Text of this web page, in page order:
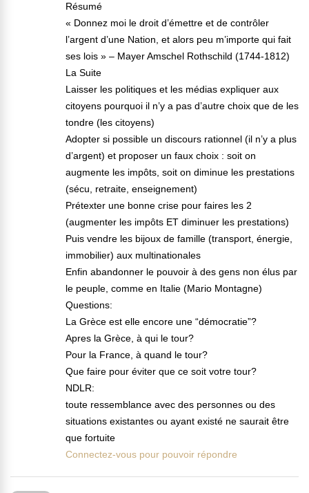
Résumé
« Donnez moi le droit d’émettre et de contrôler
l’argent d’une Nation, et alors peu m’importe qui fait
ses lois » – Mayer Amschel Rothschild (1744-1812)
La Suite
Laisser les politiques et les médias expliquer aux
citoyens pourquoi il n’y a pas d’autre choix que de les
tondre (les citoyens)
Adopter si possible un discours rationnel (il n’y a plus
d’argent) et proposer un faux choix : soit on
augmente les impôts, soit on diminue les prestations
(sécu, retraite, enseignement)
Prétexter une bonne crise pour faires les 2
(augmenter les impôts ET diminuer les prestations)
Puis vendre les bijoux de famille (transport, énergie,
immobilier) aux multinationales
Enfin abandonner le pouvoir à des gens non élus par
le peuple, comme en Italie (Mario Montagne)
Questions:
La Grèce est elle encore une “démocratie”?
Apres la Grèce, à qui le tour?
Pour la France, à quand le tour?
Que faire pour éviter que ce soit votre tour?
NDLR:
toute ressemblance avec des personnes ou des
situations existantes ou ayant existé ne saurait être
que fortuite
Connectez-vous pour pouvoir répondre